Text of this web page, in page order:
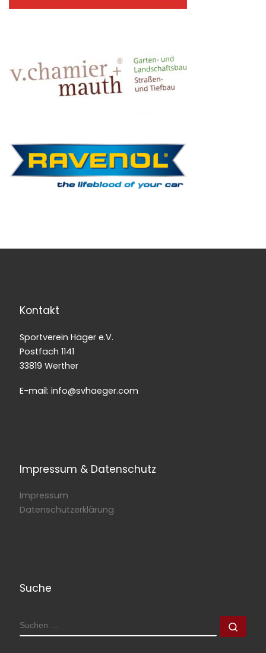
Kontakt
Sportverein Häger e.V.
Postfach 1141
33819 Werther
E-mail: info@svhaeger.com
Impressum & Datenschutz
Impressum
Datenschutzerklärung
Suche
SUCHE